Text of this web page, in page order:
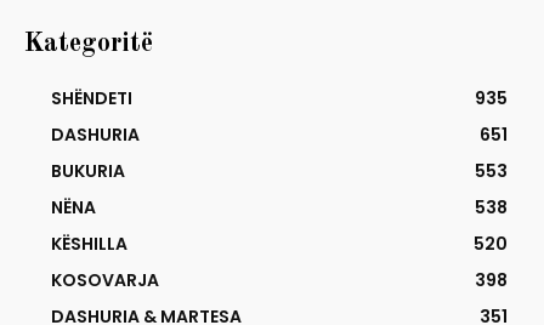
Kategoritë
SHËNDETI
935
DASHURIA
651
BUKURIA
553
NËNA
538
KËSHILLA
520
KOSOVARJA
398
DASHURIA & MARTESA
351